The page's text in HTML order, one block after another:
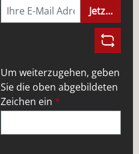
Jetzt
Um weiterzugehen, geben
Sie die oben abgebildeten
Zeichen ein *